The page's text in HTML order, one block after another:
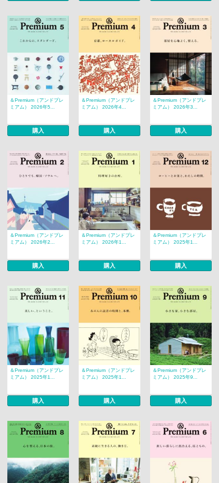
＆Premium（アンドプレ
ミアム） 2026年5...
購入
＆Premium（アンドプレ
ミアム） 2026年4...
購入
＆Premium（アンドプレ
ミアム） 2026年3...
購入
＆Premium（アンドプレ
ミアム） 2026年2...
購入
＆Premium（アンドプレ
ミアム） 2026年1...
購入
＆Premium（アンドプレ
ミアム） 2025年1...
購入
＆Premium（アンドプレ
ミアム） 2025年1...
購入
＆Premium（アンドプレ
ミアム） 2025年1...
購入
＆Premium（アンドプレ
ミアム） 2025年9...
購入